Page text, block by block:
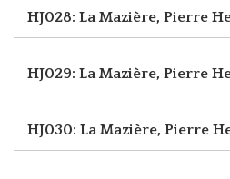
HJ028: La Mazière, Pierre
HJ029: La Mazière, Pierre
HJ030: La Mazière, Pierre